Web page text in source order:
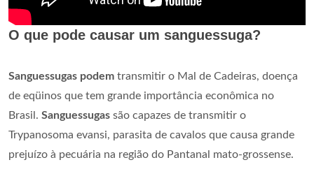
O que pode causar um sanguessuga?
Sanguessugas podem transmitir o Mal de Cadeiras, doença
de eqüinos que tem grande importância econômica no
Brasil. Sanguessugas são capazes de transmitir o
Trypanosoma evansi, parasita de cavalos que causa grande
prejuízo à pecuária na região do Pantanal mato-grossense.